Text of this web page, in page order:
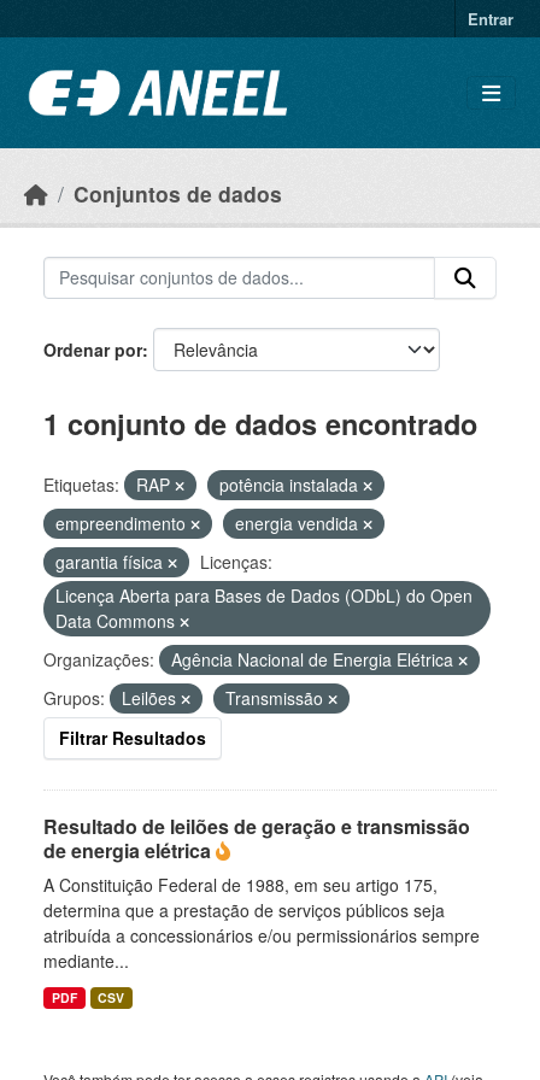
Entrar
Conjuntos de dados
Ordenar por
1 conjunto de dados encontrado
Etiquetas: RAP
potência instalada
empreendimento
energia vendida
garantia física
Licenças:
Licença Aberta para Bases de Dados (ODbL) do Open
Data Commons
Organizações:
Agência Nacional de Energia Elétrica
Grupos:
Leilões
Transmissão
Filtrar Resultados
Resultado de leilões de geração e transmissão
de energia elétrica
A Constituição Federal de 1988, em seu artigo 175,
determina que a prestação de serviços públicos seja
atribuída a concessionários e/ou permissionários sempre
mediante...
PDF CSV